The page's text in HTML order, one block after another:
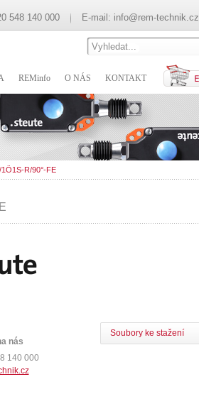
548 140 000 E-mail: info@rem-technik.cz
REMinfo O NÁS KONTAKT
R/90°-FE
nás
140 000
Soubory ke stažení